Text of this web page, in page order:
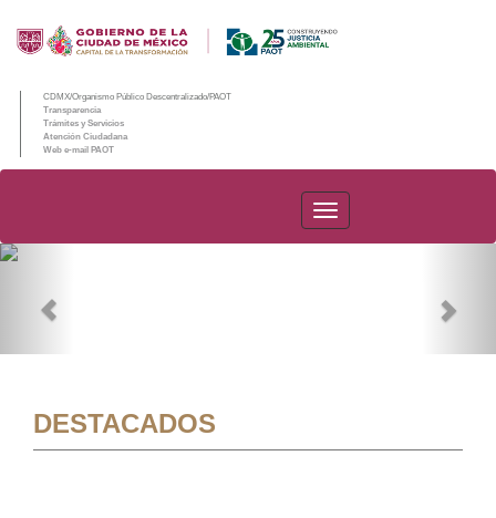
CDMX/Organismo Público Descentralizado/PAOT
Transparencia
Trámites y Servicios
Atención Ciudadana
Web e-mail PAOT
PAOT
DESTACADOS